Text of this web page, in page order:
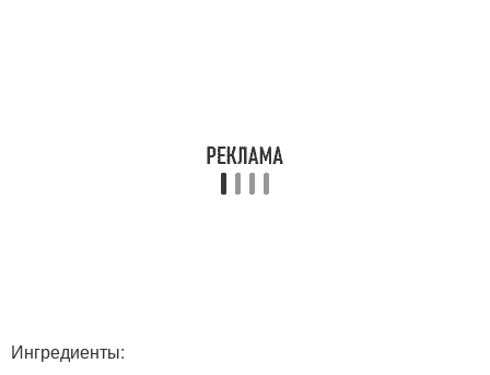
Ингредиенты: